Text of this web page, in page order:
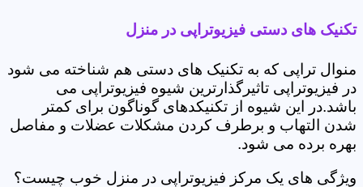
تکنیک های دستی فیزیوتراپی در منزل
منوال تراپی که به تکنیک های دستی هم شناخته می شود
در فیزیوتراپی تاثیرگذارترین شیوه فیزیوتراپی می
باشد.در این شیوه از تکنیکدهای گوناگون برای کمتر
شدن التهاب و برطرف کردن مشکلات عضلات و مفاصل
بهره برده می شود.
ویژگی های یک مرکز فیزیوتراپی در منزل خوب چیست؟